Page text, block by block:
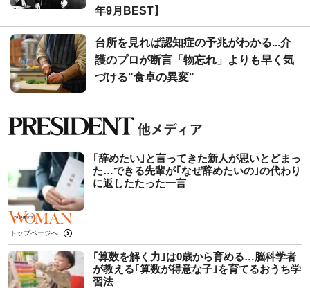
年9月BEST】
台所を見れば認知症の予兆がわかる...介
護のプロが断言「物忘れ」よりも早く気
づける"食卓の異変"
｢辞めたい｣と言ってきた新人が思いとどまっ
た…できる先輩が｢なぜ辞めたいの｣の代わり
に返したたった一言
トップページへ
｢算数を解く力｣は0歳から育める…脳科学者
が教える｢算数が得意な子｣を育てるおうち学
習法